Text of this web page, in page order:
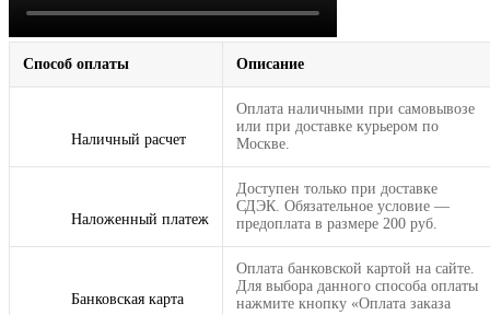
Способ оплаты Описание
Наличный расчет
Оплата наличными при самовывозе
или при доставке курьером по
Москве.
Наложенный платеж
Доступен только при доставке
СДЭК. Обязательное условие —
предоплата в размере 200 руб.
Банковская карта
Оплата банковской картой на сайте.
Для выбора данного способа оплаты
нажмите кнопку «Оплата заказа